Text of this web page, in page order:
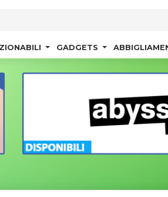
GADGETS